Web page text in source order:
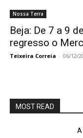
Nossa Terra
Beja: De 7 a 9
regresso o
Teixeira Correia - 06/12/
MOST READ
A